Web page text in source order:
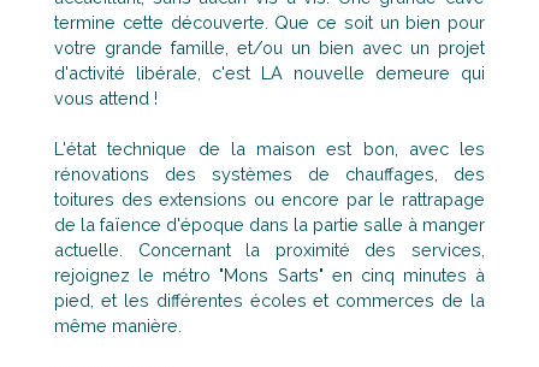
termine cette découverte. Que ce soit un bien pour
votre grande famille, et/ou un bien avec un projet
d'activité libérale, c'est LA nouvelle demeure qui
vous attend !
L'état technique de la maison est bon, avec les
rénovations des systèmes de chauffages, des
toitures des extensions ou encore par le rattrapage
de la faïence d'époque dans la partie salle à manger
actuelle. Concernant la proximité des services,
rejoignez le métro "Mons Sarts" en cinq minutes à
pied, et les différentes écoles et commerces de la
même manière.